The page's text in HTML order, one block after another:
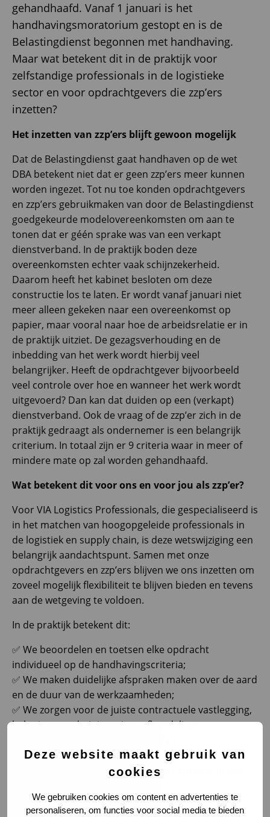
Deze website maakt gebruik van
cookies
We gebruiken cookies om content en advertenties te
personaliseren, om functies voor social media te bieden
gehandhaafd. Vanaf 1 januari is het
handhavingsmoratorium gestopt en is de
Belastingdienst begonnen met handhaving.
Maar wat betekent dit in de praktijk voor
zelfstandige professionals in de logistieke
sector en voor opdrachtgevers die zzp’ers
inzetten?
Het inzetten van zzp’ers blijft gewoon mogelijk
Dat de Belastingdienst gaat handhaven op de wet
DBA betekent niet dat er geen zzp’ers meer kunnen
worden ingezet. Tot nu toe konden opdrachtgevers
en zzp’ers gebruikmaken van door de Belastingdienst
goedgekeurde modelovereenkomsten om aan te
tonen dat er géén sprake was van een verkapt
dienstverband. In de praktijk boden deze
overeenkomsten echter vaak schijnzekerheid.
Daarom heeft het kabinet besloten om deze
constructie los te laten. Er wordt vanaf januari niet
meer alleen gekeken naar een overeenkomst op
papier, maar vooral naar hoe de arbeidsrelatie er in
de praktijk uitziet. De gezagsverhouding en de
inbedding van het werk wordt hierbij veel
belangrijker. Heeft de opdrachtgever bijvoorbeeld
veel controle over hoe en wanneer het werk wordt
uitgevoerd? Dan kan dat duiden op een (verkapt)
dienstverband. Ook de vraag of de zzp’er zich in de
praktijk gedraagt als ondernemer is een belangrijk
criterium. In totaal zijn er 9 criteria waar in meer of
mindere mate op zal worden gehandhaafd.
Wat betekent dit voor ons en voor jou als zzp’er?
Voor VIA Logistics Professionals, die gespecialiseerd is
in het matchen van hoogopgeleide professionals in
de logistiek en supply chain, is deze wetswijziging een
belangrijk aandachtspunt. Samen met onze
opdrachtgevers en zzp’ers blijven we ons inzetten om
zoveel mogelijk flexibiliteit te blijven bieden en tevens
aan de wetgeving te voldoen.
In de praktijk betekent dit:
✅ We beoordelen en toetsen elke opdracht
individueel op de handhavingscriteria;
✅ We maken duidelijke afspraken maken over de aard
en de duur van de werkzaamheden;
✅ We zorgen voor de juiste contractuele vastlegging,
beloning en administratieve afhandeling;
ondernemerschap;
✅ We evalueren periodiek of de samenwerking nog
Wat kan VIA Logistics Professionals voor jou